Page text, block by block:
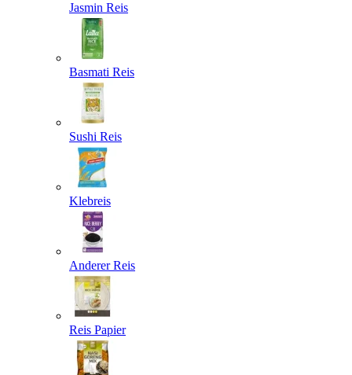
Jasmin Reis
Basmati Reis
Sushi Reis
Klebreis
Anderer Reis
Reis Papier